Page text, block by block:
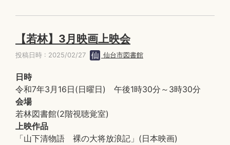
【若林】3月映画上映会
投稿日時 : 2025/02/27 仙台市図書館
日時
令和7年3月16日(日曜日) 午後1時30分～3時30分
会場
若林図書館(2階視聴覚室)
上映作品
「山下清物語 裸の大将放浪記」(日本映画)